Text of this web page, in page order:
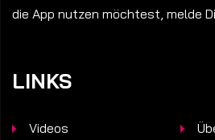
die App nutzen möchtest, melde
LINKS
Videos